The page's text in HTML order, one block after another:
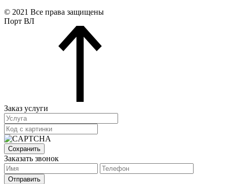
© 2021 Все права защищены
Порт ВЛ
Заказ услуги
Сохранить
Заказать звонок
Отправить